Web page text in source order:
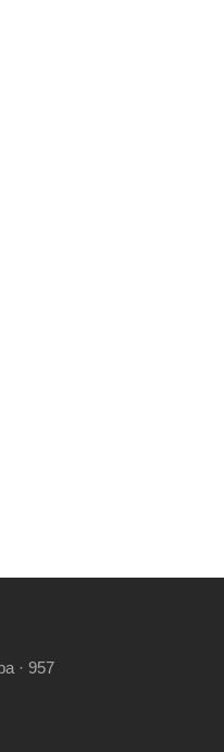
· 957